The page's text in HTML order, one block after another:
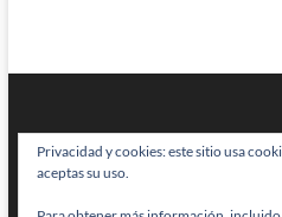
Privacidad y cookies: este sitio usa
aceptas su uso.